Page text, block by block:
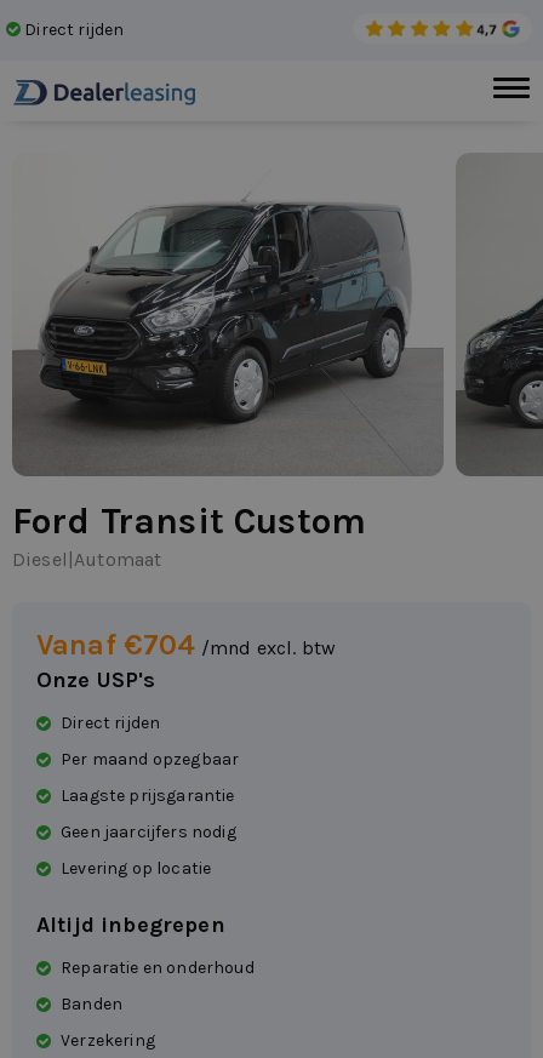
Direct rijden
Ford Transit Custom
Diesel |Automaat
Vanaf €704 /mnd excl. btw
Onze USP's
Direct rijden
Per maand opzegbaar
Laagste prijsgarantie
Geen jaarcijfers nodig
Levering op locatie
Altijd inbegrepen
Reparatie en onderhoud
Banden
Verzekering